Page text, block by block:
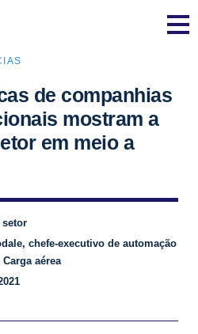
de companhias
mostram a
em meio a
setor
chefe-executivo de automação
aérea